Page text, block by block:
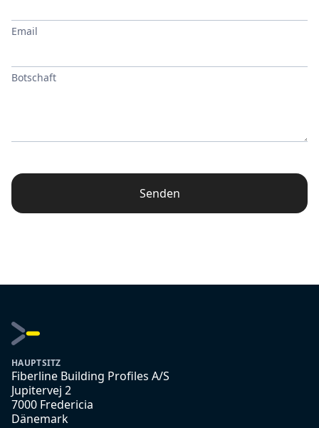
Email
Botschaft
Senden
HAUPTSITZ
Fiberline Building Profiles A/S
Jupitervej 2
7000 Fredericia
Dänemark